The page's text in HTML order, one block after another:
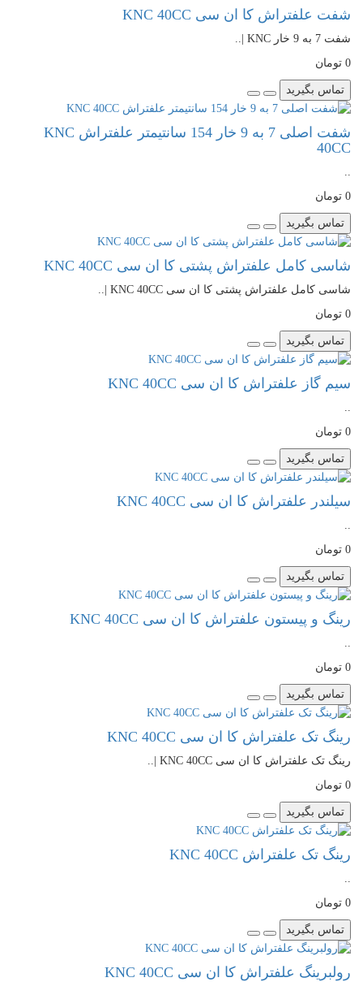
شفت علفتراش کا ان سی KNC 40CC
شفت 7 به 9 خار KNC |..
0 تومان
تماس بگیرید
شفت اصلی 7 به 9 خار 154 سانتیمتر علفتراش KNC
40CC
..
0 تومان
تماس بگیرید
شاسی کامل علفتراش پشتی کا ان سی KNC 40CC
شاسی کامل علفتراش پشتی کا ان سی KNC 40CC |..
0 تومان
تماس بگیرید
سیم گاز علفتراش کا ان سی KNC 40CC
..
0 تومان
تماس بگیرید
سیلندر علفتراش کا ان سی KNC 40CC
..
0 تومان
تماس بگیرید
رینگ و پیستون علفتراش کا ان سی KNC 40CC
..
0 تومان
تماس بگیرید
رینگ تک علفتراش کا ان سی KNC 40CC
رینگ تک علفتراش کا ان سی KNC 40CC |..
0 تومان
تماس بگیرید
رینگ تک علفتراش KNC 40CC
..
0 تومان
تماس بگیرید
رولبرینگ علفتراش کا ان سی KNC 40CC